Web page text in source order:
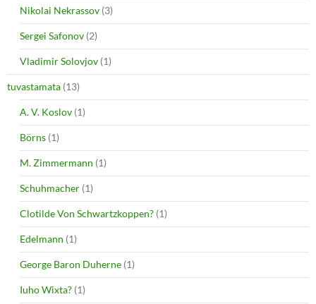
Nikolai Nekrassov (3)
Sergei Safonov (2)
Vladimir Solovjov (1)
tuvastamata (13)
A. V. Koslov (1)
Börns (1)
M. Zimmermann (1)
Schuhmacher (1)
Clotilde Von Schwartzkoppen? (1)
Edelmann (1)
George Baron Duherne (1)
Iuho Wixta? (1)